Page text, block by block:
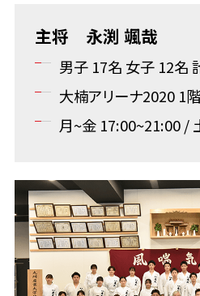
主将 永渕 颯哉
男子 17名 女子 12名
大楠アリーナ2020 1
月~金 17:00~21:00 /